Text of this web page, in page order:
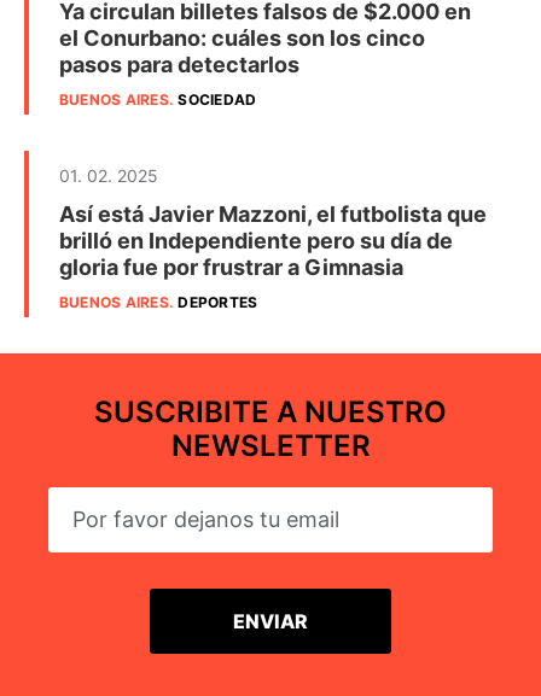
Ya circulan billetes falsos de $2.000 en
el Conurbano: cuáles son los cinco
pasos para detectarlos
BUENOS AIRES.SOCIEDAD
01. 02. 2025
Así está Javier Mazzoni, el futbolista que
brilló en Independiente pero su día de
gloria fue por frustrar a Gimnasia
BUENOS AIRES.DEPORTES
SUSCRIBITE A NUESTRO
NEWSLETTER